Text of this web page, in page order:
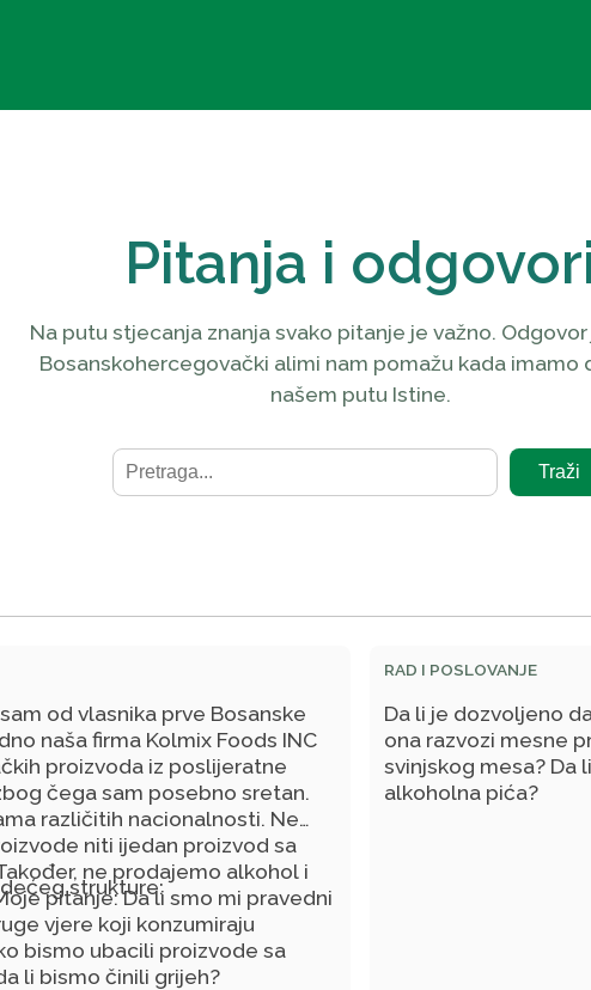
Pitanja i
Na putu stjecanja znanja svako pitanje je važno. Odgovor
Bosanskohercegovački alimi nam pomažu kada imamo
našem putu Istine.
Traži
od vlasnika prve Bosanske
naša firma Kolmix Foods INC
proizvoda iz poslijeratne
čega sam posebno sretan.
različitih nacionalnosti. Ne
niti ijedan proizvod sa
ne prodajemo alkohol i
pitanje: Da li smo mi pravedni
vjere koji konzumiraju
bismo ubacili proizvode sa
li bismo činili grijeh?
strukture:
RAD I POSLOVANJE
Da li je dozvoljeno
ona razvozi mesne
svinjskog mesa? Da
alkoholna pića?